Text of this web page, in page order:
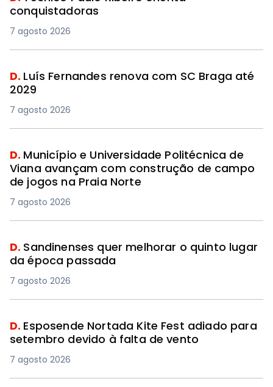
conquistadoras
7 agosto 2026
D. Luís Fernandes renova com SC Braga até
2029
7 agosto 2026
D. Município e Universidade Politécnica de
Viana avançam com construção de campo
de jogos na Praia Norte
7 agosto 2026
D. Sandinenses quer melhorar o quinto lugar
da época passada
7 agosto 2026
D. Esposende Nortada Kite Fest adiado para
setembro devido à falta de vento
7 agosto 2026